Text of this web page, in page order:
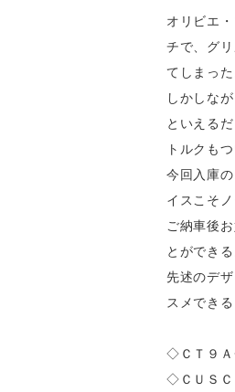
オリビエ
チで、グ
てしまった
しかしな
といえる
トルクも
今回入庫
イスこそ
ご納車後
とができ
先述のデ
スメでき
◇ＣＴ９Ａ
◇ＣＵＳＣ